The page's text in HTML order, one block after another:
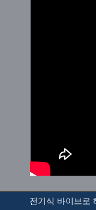
전기식 바이브로